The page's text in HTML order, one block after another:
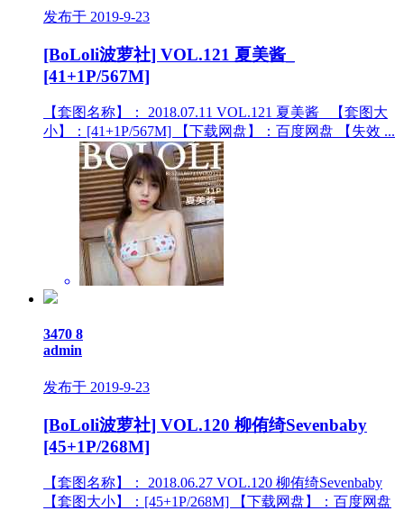
发布于 2019-9-23
[BoLoli波萝社] VOL.121 夏美酱_
[41+1P/567M]
【套图名称】： 2018.07.11 VOL.121 夏美酱_ 【套图大
小】：[41+1P/567M] 【下载网盘】：百度网盘 【失效 ...
3470 8
admin
发布于 2019-9-23
[BoLoli波萝社] VOL.120 柳侑绮Sevenbaby
[45+1P/268M]
【套图名称】： 2018.06.27 VOL.120 柳侑绮Sevenbaby
【套图大小】：[45+1P/268M] 【下载网盘】：百度网盘